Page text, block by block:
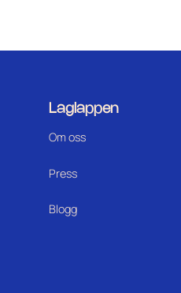
Laglappen
Om oss
Press
Blogg